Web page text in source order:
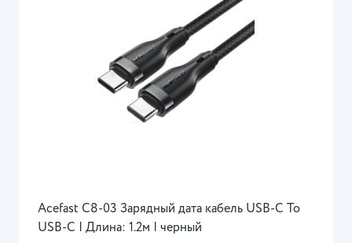
Acefast C8-03 Зарядный дата кабель USB-C To
USB-C | Длина: 1.2м | черный